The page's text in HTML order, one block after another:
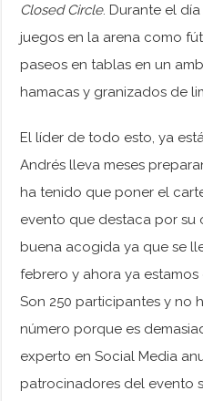
Closed Circle. Durante el
juegos en la arena como
paseos en tablas en un
hamacas y granizados de
El líder de todo esto, ya
Andrés lleva meses
ha tenido que poner el
evento que destaca por su
buena acogida ya que se
febrero y ahora ya
Son 250 participantes y no
número porque es
experto en Social Media
patrocinadores del evento